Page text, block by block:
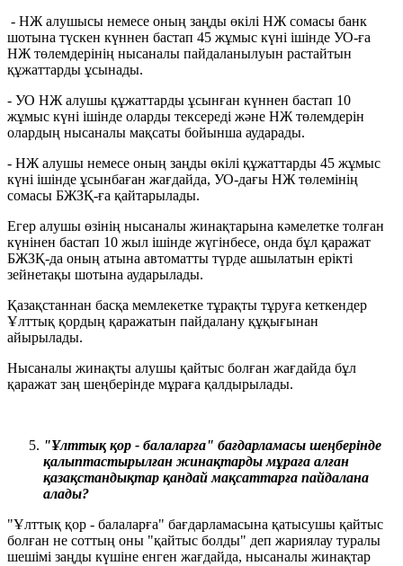
- НЖ алушысы немесе оның заңды өкілі НЖ сомасы банк
шотына түскен күннен бастап 45 жұмыс күні ішінде УО-ға
НЖ төлемдерінің нысаналы пайдаланылуын растайтын
құжаттарды ұсынады.
- УО НЖ алушы құжаттарды ұсынған күннен бастап 10
жұмыс күні ішінде оларды тексереді және НЖ төлемдерін
олардың нысаналы мақсаты бойынша аударады.
- НЖ алушы немесе оның заңды өкілі құжаттарды 45 жұмыс
күні ішінде ұсынбаған жағдайда, УО-дағы НЖ төлемінің
сомасы БЖЗҚ-ға қайтарылады.
Егер алушы өзінің нысаналы жинақтарына кәмелетке толған
күнінен бастап 10 жыл ішінде жүгінбесе, онда бұл қаражат
БЖЗҚ-да оның атына автоматты түрде ашылатын ерікті
зейнетақы шотына аударылады.
Қазақстаннан басқа мемлекетке тұрақты тұруға кеткендер
Ұлттық қордың қаражатын пайдалану құқығынан
айырылады.
Нысаналы жинақты алушы қайтыс болған жағдайда бұл
қаражат заң шеңберінде мұраға қалдырылады.
"Ұлттық қор - балаларға" бағдарламасы шеңберінде
қалыптастырылған жинақтарды мұраға алған
қазақстандықтар қандай мақсаттарға пайдалана
алады?
"Ұлттық қор - балаларға" бағдарламасына қатысушы қайтыс
болған не соттың оны "қайтыс болды" деп жариялау туралы
шешімі заңды күшіне енген жағдайда, нысаналы жинақтар